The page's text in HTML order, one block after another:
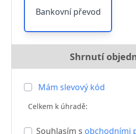
Bankovní převod
Shrnutí
Mám slevový kód
Celkem k úhradě:
Souhlasím s obchodními